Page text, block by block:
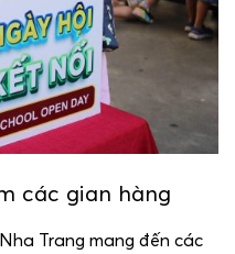
các gian hàng
Trang mang đến các